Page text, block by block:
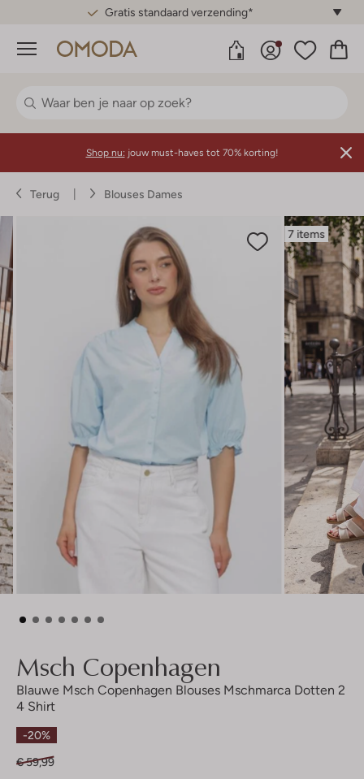
Gratis standaard verzending*
Menu
Shop nu: jouw must-haves tot 70% korting!
Terug Blouses Dames
7 items
Msch Copenhagen
Blauwe Msch Copenhagen Blouses Mschmarca Dotten 2
4 Shirt
-20%
€ 59,99